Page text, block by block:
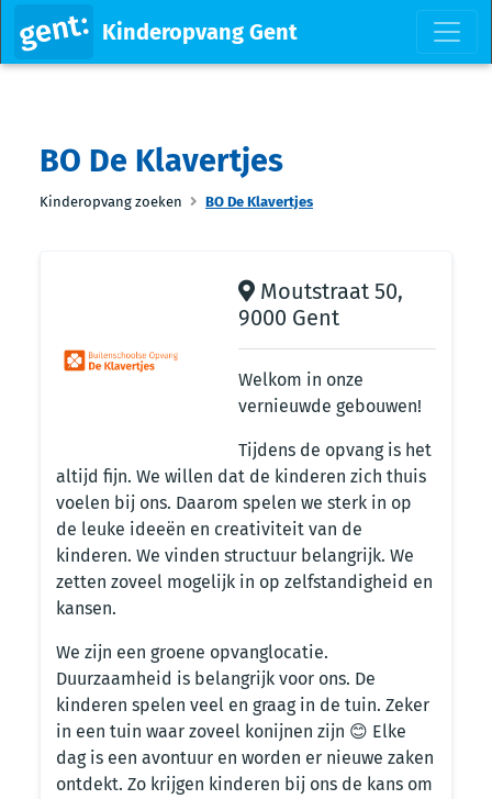
Kinderopvang Gent
BO De Klavertjes
Kinderopvang zoeken BO De Klavertjes
Moutstraat 50,
9000 Gent
Welkom in onze
vernieuwde gebouwen!
Tijdens de opvang is het
altijd fijn. We willen dat de kinderen zich thuis
voelen bij ons. Daarom spelen we sterk in op
de leuke ideeën en creativiteit van de
kinderen. We vinden structuur belangrijk. We
zetten zoveel mogelijk in op zelfstandigheid en
kansen.
We zijn een groene opvanglocatie.
Duurzaamheid is belangrijk voor ons. De
kinderen spelen veel en graag in de tuin. Zeker
in een tuin waar zoveel konijnen zijn 😊 Elke
dag is een avontuur en worden er nieuwe zaken
ontdekt. Zo krijgen kinderen bij ons de kans om